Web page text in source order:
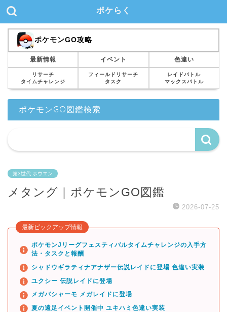
ポケらく
ポケモンGO攻略
最新情報 イベント 色違い
リサーチ
タイムチャレンジ
フィールドリサーチ
タスク
レイドバトル
マックスバトル
ポケモンGO図鑑検索
第3世代 ホウエン
メタング｜ポケモンGO図鑑
2026-07-25
最新ピックアップ情報
ポケモンJリーグフェスティバルタイムチャレンジの入手方
法・タスクと報酬
シャドウギラティナアナザー伝説レイドに登場 色違い実装
ユクシー 伝説レイドに登場
メガバシャーモ メガレイドに登場
夏の遠足イベント開催中 ユキハミ色違い実装